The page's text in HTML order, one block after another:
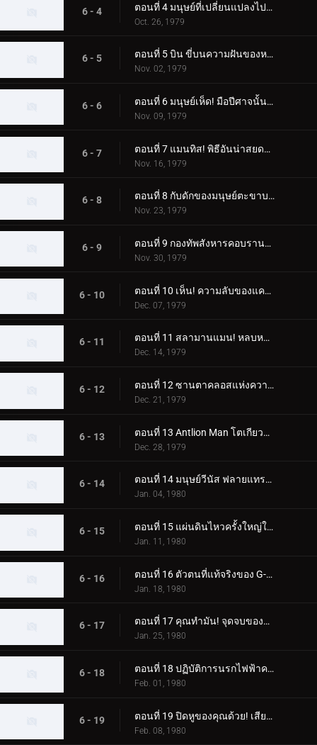
6 - 4 ตอนที่ 4 มนุษย์ที่เปลี่ยนแปลงไปสองคน ไรเดอร์ผู้โกรธแค้นแตกสลาย
Oct. 26, 1979
6 - 5 ตอนที่ 5 บิน ขี่บนความฝันของหญิงสาว
Nov. 02, 1979
6 - 6 ตอนที่ 6 มนุษย์เห็ด! มือปีศาจนั้นเย็นชา
Nov. 09, 1979
6 - 7 ตอนที่ 7 แมนทิส! พิธีอันน่าสยดสยอง
Nov. 16, 1979
6 - 8 ตอนที่ 8 กับดักของมนุษย์ตะขาบ! ห้องผ่าตัดลึกลับ
Nov. 23, 1979
6 - 9 ตอนที่ 9 กองทัพสังหารคอบรานแมน
Nov. 30, 1979
6 - 10 ตอนที่ 10 เห็น! ความลับของแครกเกอร์แมน
Dec. 07, 1979
6 - 11 ตอนที่ 11 สลามานแมน! หลบหนีจากหุบเขานรก
Dec. 14, 1979
6 - 12 ตอนที่ 12 ซานตาคลอสแห่งความมืด; อา การเปลี่ยนแปลงที่เป็นไปไม่ได้
Dec. 21, 1979
6 - 13 ตอนที่ 13 Antlion Man โตเกียวระเบิดก่อน 03.00 น
Dec. 28, 1979
6 - 14 ตอนที่ 14 มนุษย์วีนัส ฟลายแทรป มาสค์ไรเดอร์ โคลสคอล
Jan. 04, 1980
6 - 15 ตอนที่ 15 แผ่นดินไหวครั้งใหญ่ในโตเกียวของ Blue Mold Man ที่น่าสะพรึงกลัว
Jan. 11, 1980
6 - 16 ตอนที่ 16 ตัวตนที่แท้จริงของ G-Monster ของมนุษย์แมลงสาบอมตะคืออะไร
Jan. 18, 1980
6 - 17 ตอนที่ 17 คุณทำมัน! จุดจบของจี-มอนสเตอร์
Jan. 25, 1980
6 - 18 ตอนที่ 18 ปฏิบัติการนรกไฟฟ้าครั้งใหญ่ของพลเรือเอกมาจิน
Feb. 01, 1980
6 - 19 ตอนที่ 19 ปิดหูของคุณด้วย! เสียงร้องไห้สังหารของมนุษย์หมาป่า
Feb. 08, 1980